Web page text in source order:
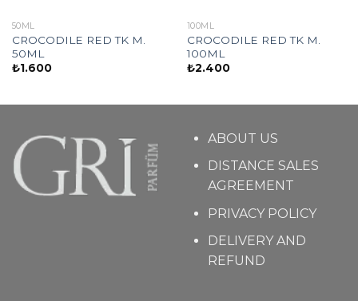
50ML
CROCODILE RED TK M.
50ML
₺1.600
100ML
CROCODILE RED TK M.
100ML
₺2.400
ABOUT US
DISTANCE SALES
AGREEMENT
PRIVACY POLICY
DELIVERY AND
REFUND